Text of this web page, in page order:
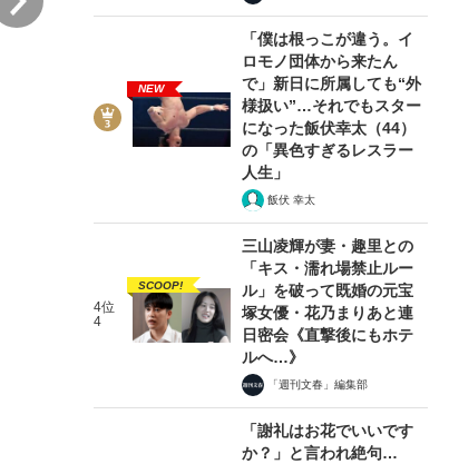
NEW
「僕は根っこが違う。イ
ロモノ団体から来たん
で」新日に所属しても“外
様扱い”…それでもスター
になった飯伏幸太（44）
の「異色すぎるレスラー
人生」
飯伏 幸太
4位
4
SCOOP!
三山凌輝が妻・趣里との
「キス・濡れ場禁止ルー
ル」を破って既婚の元宝
塚女優・花乃まりあと連
日密会《直撃後にもホテ
ルへ…》
「週刊文春」編集部
「謝礼はお花でいいです
か？」と言われ絶句…